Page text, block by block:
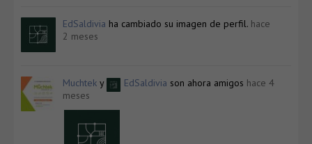
EdSaldivia ha cambiado su imagen de perfil. hace
2 meses
Muchtek y EdSaldivia son ahora amigos hace 4
meses